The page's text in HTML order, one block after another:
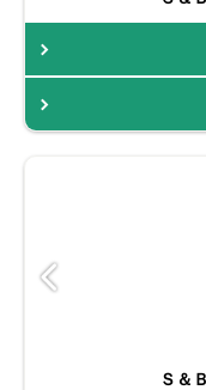
Ｓ＆